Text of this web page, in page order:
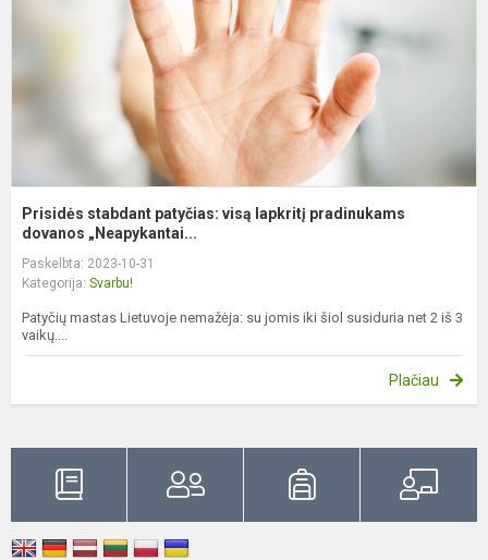
Prisidės stabdant patyčias: visą lapkritį pradinukams
dovanos „Neapykantai...
Paskelbta: 2023-10-31
Kategorija: Svarbu!
Patyčių mastas Lietuvoje nemažėja: su jomis iki šiol susiduria net 2 iš 3
vaikų....
Plačiau